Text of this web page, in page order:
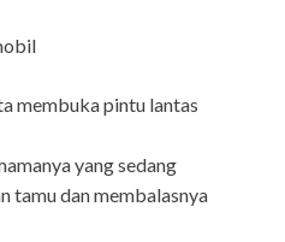
membuka pintu lantas
yang sedang
tamu dan membalasnya